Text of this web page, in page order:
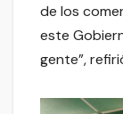
de los
este
gente”,